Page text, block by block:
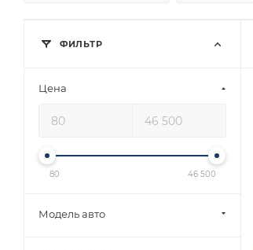
ФИЛЬТР
Цена
80 46 500
Модель авто